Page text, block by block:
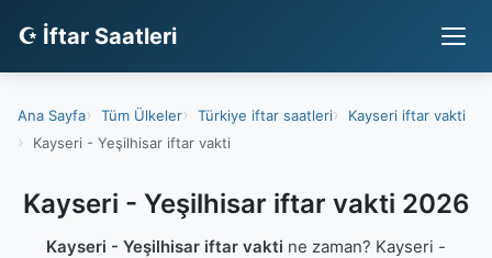
☪ İftar Saatleri
Ana Sayfa Tüm Ülkeler Türkiye iftar saatleri
Kayseri iftar vakti
Kayseri - Yeşilhisar iftar vakti
Kayseri - Yeşilhisar iftar vakti 2026
Kayseri - Yeşilhisar iftar vakti ne zaman? Kayseri -